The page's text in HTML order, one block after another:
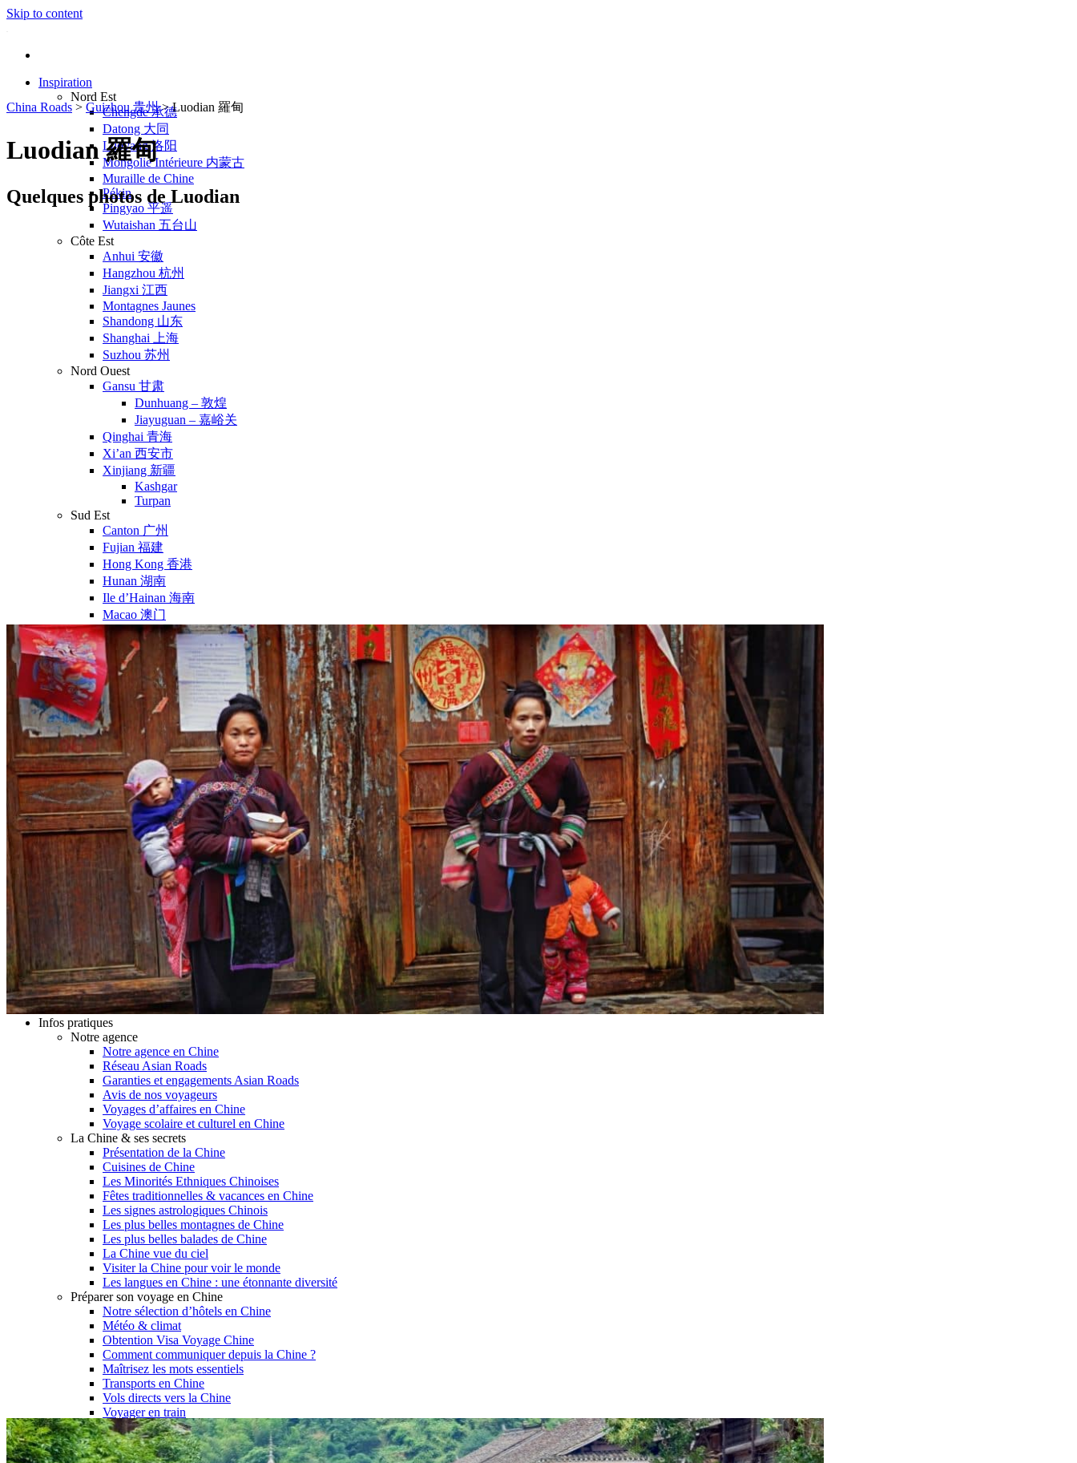
Skip to content
Inspiration
Nord Est
Chengde 承德
Datong 大同
Luoyang 洛阳
Mongolie Intérieure 内蒙古
Muraille de Chine
Pékin
Pingyao 平遥
Wutaishan 五台山
Côte Est
Anhui 安徽
Hangzhou 杭州
Jiangxi 江西
Montagnes Jaunes
Shandong 山东
Shanghai 上海
Suzhou 苏州
Nord Ouest
Gansu 甘肃
Dunhuang – 敦煌
Jiayuguan – 嘉峪关
Qinghai 青海
Xi’an 西安市
Xinjiang 新疆
Kashgar
Turpan
Sud Est
Canton 广州
Fujian 福建
Hong Kong 香港
Hunan 湖南
Ile d’Hainan 海南
Macao 澳门
Taïwan 台湾
Shenzhen
Sud Ouest
Chongqing 重庆
Guangxi 广西
Guizhou 贵州
Hubei
Sichuan 四川
Tibet 西藏
Yunnan 云南
Circuits
Organisation
Circuits sur mesure
Nos Petits Groupes
Ambiance
Classique et incontournables
Culture & expériences
Nature et grands paysages
Famille et enfants
Trekking et aventure
Luxe et exception
Où et quand partir ?
Printemps
Eté
Automne
Hiver
Infos pratiques
Notre agence
Notre agence en Chine
Réseau Asian Roads
Garanties et engagements Asian Roads
Avis de nos voyageurs
Voyages d’affaires en Chine
Voyage scolaire et culturel en Chine
La Chine & ses secrets
Présentation de la Chine
Cuisines de Chine
Les Minorités Ethniques Chinoises
Fêtes traditionnelles & vacances en Chine
Les signes astrologiques Chinois
Les plus belles montagnes de Chine
Les plus belles balades de Chine
La Chine vue du ciel
Visiter la Chine pour voir le monde
Les langues en Chine : une étonnante diversité
Préparer son voyage en Chine
Notre sélection d’hôtels en Chine
Météo & climat
Obtention Visa Voyage Chine
Comment communiquer depuis la Chine ?
Maîtrisez les mots essentiels
Transports en Chine
Vols directs vers la Chine
Voyager en train
Voyager en Chine avec votre drone
Vaccins pour votre voyage en Chine
Mal des montagnes
China Roads > Guizhou 贵州 > Luodian 羅甸
Luodian 羅甸
Quelques photos de Luodian